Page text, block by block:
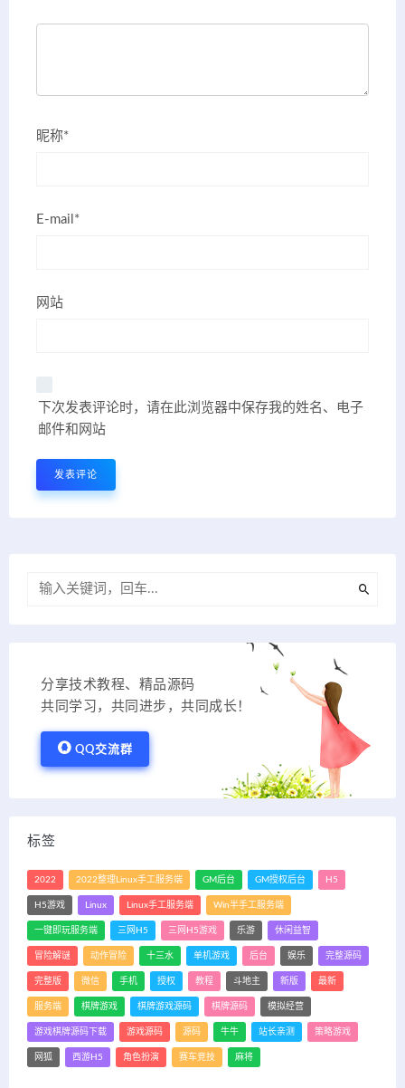
昵称*
E-mail*
网站
下次发表评论时，请在此浏览器中保存我的姓名、电子
邮件和网站
分享技术教程、精品源码
共同学习，共同进步，共同成长！
QQ交流群
标签
2022 2022整理Linux手工服务端 GM后台 GM授权后台 H5
H5游戏 Linux Linux手工服务端 Win半手工服务端
一键即玩服务端 三网H5 三网H5游戏 乐游 休闲益智
冒险解谜 动作冒险 十三水 单机游戏 后台 娱乐 完整源码
完整版 微信 手机 授权 教程 斗地主 新版 最新
服务端 棋牌游戏 棋牌游戏源码 棋牌源码 模拟经营
游戏棋牌源码下载 游戏源码 源码 牛牛 站长亲测 策略游戏
网狐 西游H5 角色扮演 赛车竞技 麻将